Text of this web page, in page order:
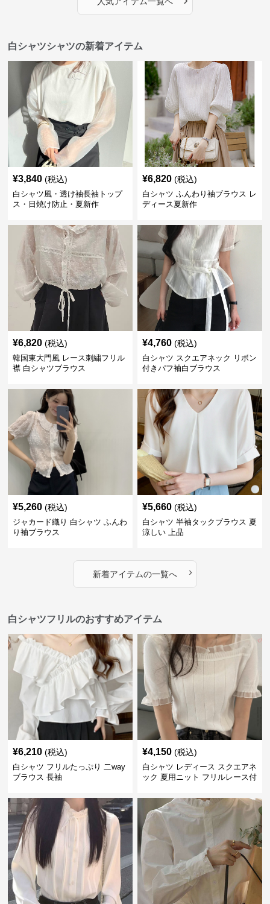
白シャツシャツの新着アイテム
¥3,840 (税込)
白シャツ風・透け袖長袖トップ
ス・日焼け防止・夏新作
¥6,820 (税込)
白シャツ ふんわり袖ブラウス レ
ディース夏新作
¥6,820 (税込)
韓国東大門風 レース刺繍フリル
襟 白シャツブラウス
¥4,760 (税込)
白シャツ スクエアネック リボン
付きパフ袖白ブラウス
¥5,260 (税込)
ジャカード織り 白シャツ ふんわ
り袖ブラウス
¥5,660 (税込)
白シャツ 半袖タックブラウス 夏
涼しい 上品
新着アイテムの一覧へ ›
白シャツフリルのおすすめアイテム
¥6,210 (税込)
白シャツ フリルたっぷり 二way
ブラウス 長袖
¥4,150 (税込)
白シャツ レディース スクエアネ
ック 夏用ニット フリルレース付